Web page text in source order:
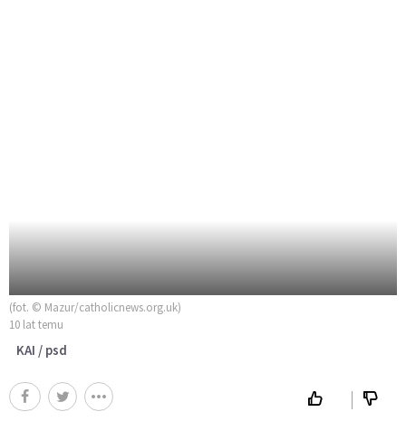
(fot. © Mazur/catholicnews.org.uk)
10 lat temu
KAI / psd